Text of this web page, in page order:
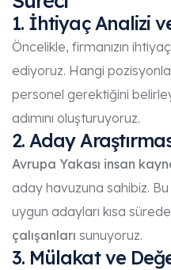
1. İhtiyaç Analizi
Öncelikle, firmanızın
ediyoruz. Hangi
personel gerektiğini
adımını oluşturuyoruz.
2. Aday
Avrupa Yakası insan
aday havuzuna sahibiz. Bu
uygun adayları kısa
çalışanları sunuyoruz.
3. Mülakat ve